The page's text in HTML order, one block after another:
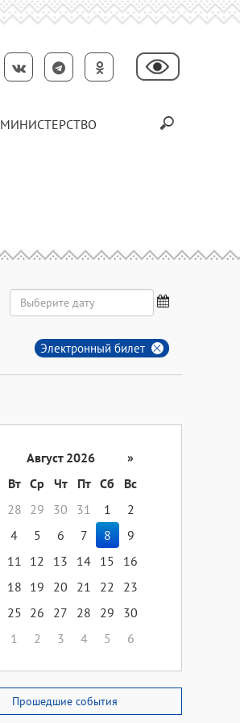
МИНИСТЕРСТВО
Электронный билет
Август 2026
»
Вт Ср Чт Пт Сб
Вс
28 29 30 31 1
2
4 5 6 7 8
9
11 12 13 14 15
16
18 19 20 21 22
23
25 26 27 28 29
30
1 2 3 4 5 6
Прошедшие события